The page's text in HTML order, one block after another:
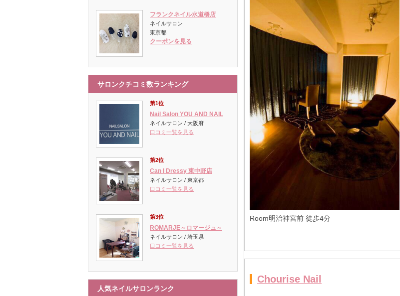
Room明治神宮前 徒歩4分
Chourise Nail
フランクネイル水道橋店
ネイルサロン
東京都
クーポンを見る
サロンクチコミ数ランキング
第1位
Nail Salon YOU AND NAIL
ネイルサロン / 大阪府
口コミ一覧を見る
第2位
Can I Dressy 東中野店
ネイルサロン / 東京都
口コミ一覧を見る
第3位
ROMARJE～ロマージュ～
ネイルサロン / 埼玉県
口コミ一覧を見る
人気ネイルサロンランク